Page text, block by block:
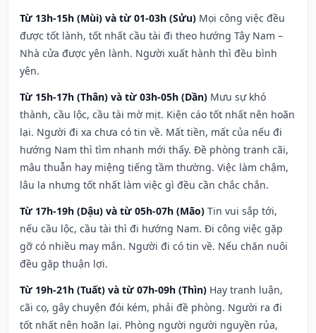
Từ 13h-15h (Mùi) và từ 01-03h (Sửu) Mọi công việc đều
được tốt lành, tốt nhất cầu tài đi theo hướng Tây Nam –
Nhà cửa được yên lành. Người xuất hành thì đều bình
yên.
Từ 15h-17h (Thân) và từ 03h-05h (Dần) Mưu sự khó
thành, cầu lộc, cầu tài mờ mịt. Kiện cáo tốt nhất nên hoãn
lại. Người đi xa chưa có tin về. Mất tiền, mất của nếu đi
hướng Nam thì tìm nhanh mới thấy. Đề phòng tranh cãi,
mâu thuẫn hay miệng tiếng tầm thường. Việc làm chậm,
lâu la nhưng tốt nhất làm việc gì đều cần chắc chắn.
Từ 17h-19h (Dậu) và từ 05h-07h (Mão) Tin vui sắp tới,
nếu cầu lộc, cầu tài thì đi hướng Nam. Đi công việc gặp
gỡ có nhiều may mắn. Người đi có tin về. Nếu chăn nuôi
đều gặp thuận lợi.
Từ 19h-21h (Tuất) và từ 07h-09h (Thìn) Hay tranh luận,
cãi cọ, gây chuyện đói kém, phải đề phòng. Người ra đi
tốt nhất nên hoãn lại. Phòng người người nguyền rủa,